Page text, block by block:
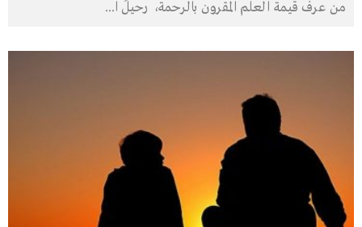
من عرف قيمة العلم المقرون بالرحمة، رحيلَ ا...